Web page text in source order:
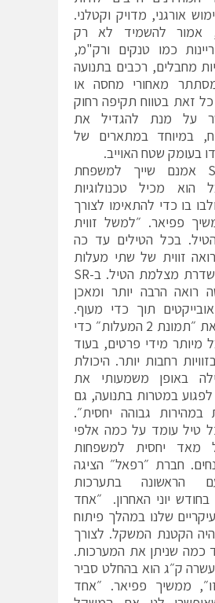
אורגני, מדויק וקטלני.
אמור להשמיד לא רק
כמו טנקים ורק"מ,
מחבלים, רכבים בתנועה
מאחורי מחסה או
זאת בטווח תקיפה רחוק
על מנת להגדיל את
במיוחד במתארים של
בעומק שטח האוייב.
״הספייק SR אמנם שייך למשפחת
הוא מכיל טכנולוגיות
בו כדי להתאימו לצורך
פפיאר. ״למשל זווית
בכל הטילים עד כה
רואה זווית של שתי מעלות
מתמונה שמשדרת מצלמת הטיל. ב-SR
רואה הרבה יותר ומאכן
תוך כדי מעוף.
הכוון מקבל את ״תמונת 2 המעלות״ כדי
מיותר מידי פרטים, בעוד
רחבות יותר. היכולת
באופן משמעותי את
לפגוע במטרות בתנועה, גם
גבוהה יחסית״.
טיל עומד על כמה אלפי
מאד יחסית למשפחות
חברת ״רפאל״ הציגה
הראשונה בתערכות
בחודש יוני האחרון. ״אחד
שלנו במהלך פיתוח
הספייק SR היה הקטנת המשקל. לצורך
כמה שניתן את המערכות.
ק״ג הוא בהחלט סביר
ממשיך פפיאר. ״אחד